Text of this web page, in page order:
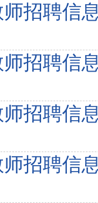
招聘信
招聘信
招聘信
招聘信